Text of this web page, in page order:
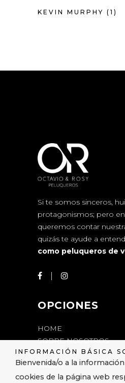
KEVIN MURPHY (1)
Si te somos sinceros,
protagonismos; pero
queremos contar
quizás te ayude a
como peluqueros de
OPCIONES
HOME
SOBRE NOSOTROS
SERVICIOS
SALÓN
PRODUCTOS
INFORMACIÓN BÁSICA
Bienvenida/o a la
cookies de la página web